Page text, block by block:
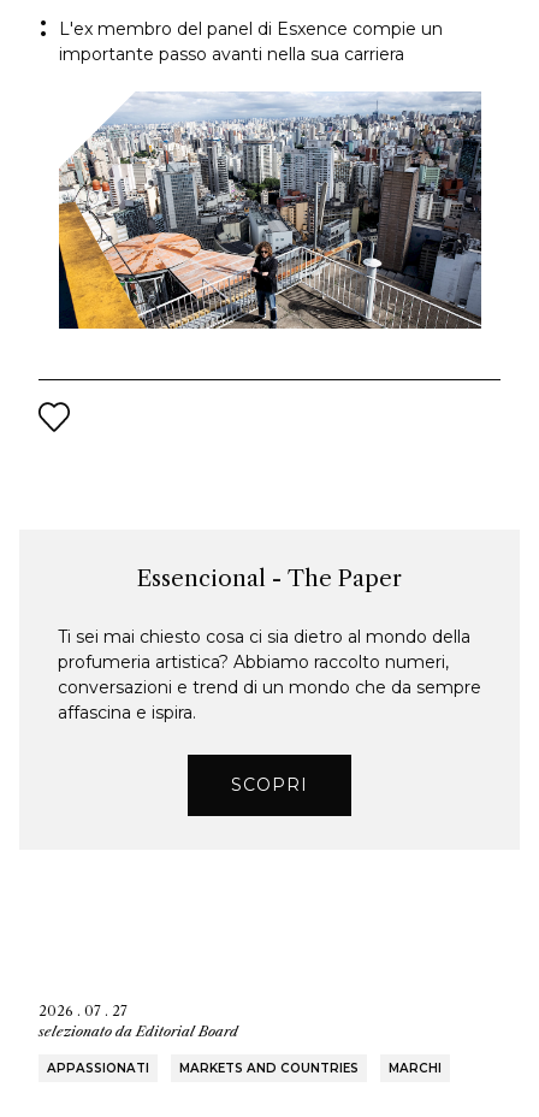
membro del panel di Esxence, è stato allievo di Maurice
Roucel e ha trascorso gli anni formativi in ​​Brasile. Ha
Neanderthal e Abel. Congratulazioni Isaac!
L'ex membro del panel di Esxence compie un
importante passo avanti nella sua carriera
Essencional - The Paper
Ti sei mai chiesto cosa ci sia dietro al mondo della
profumeria artistica? Abbiamo raccolto numeri,
conversazioni e trend di un mondo che da sempre
affascina e ispira.
SCOPRI
2026 . 07 . 27
selezionato da Editorial Board
APPASSIONATI MARKETS AND COUNTRIES MARCHI